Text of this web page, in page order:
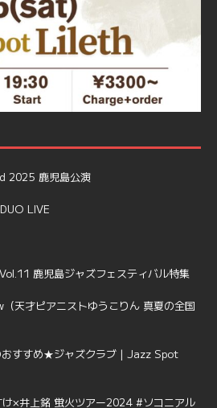
2025 鹿児島公演
LIVE
鹿児島ジャズフェスティバル特集
天才ピアニストゆうこりん 真夏の全国
おすすめ★ジャズクラブ | Jazz Spot
け×井上銘 蛍火ツアー2024 #ソコニアル